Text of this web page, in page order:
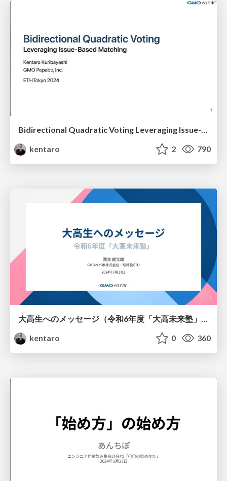
Bidirectional Quadratic Voting Leveraging Issue-Based Matching
kentaro
2 790
大高生へのメッセージ（令和6年度「大高未来塾」） / Messages to Current Students
kentaro
0 360